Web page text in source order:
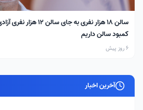
سالن ۱۸ هزار نفری به جای
کمبود سالن داریم
6 روز پیش
آخرین اخبار